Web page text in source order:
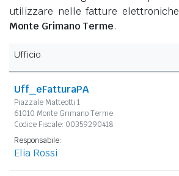
utilizzare nelle fatture
Monte Grimano Terme.
Ufficio
Uff_eFatturaPA
Piazzale Matteotti 1
61010 Monte Grimano Terme
Codice Fiscale: 00359290418
Responsabile:
Elia Rossi